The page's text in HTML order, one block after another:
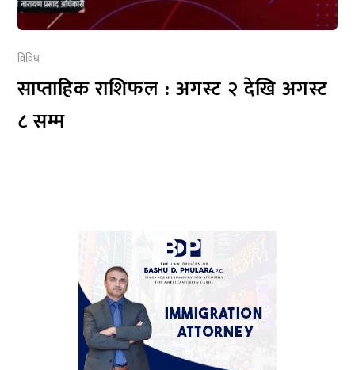
विविध
साप्ताहिक राशिफल : अगस्ट २ देखि अगस्ट
८ सम्म